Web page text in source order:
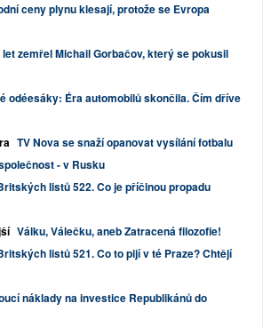
ceny plynu klesají, protože se Evropa
let zemřel Michail Gorbačov, který se pokusil
odéesáky: Éra automobilů skončila. Čím dříve
TV Nova se snaží opanovat vysílání fotbalu
- v Rusku
listů 522. Co je příčinou propadu
Válku, Válečku, aneb Zatracená filozofie!
listů 521. Co to pijí v té Praze? Chtějí
náklady na investice Republikánů do